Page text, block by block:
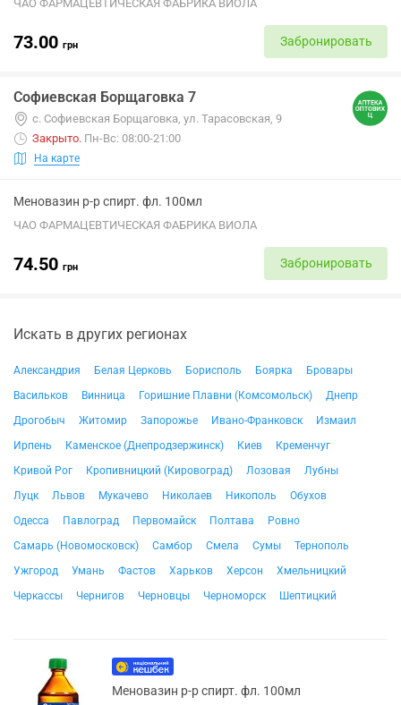
ЧАО ФАРМАЦЕВТИЧЕСКАЯ ФАБРИКА ВИОЛА
73.00 грн Забронировать
Софиевская Борщаговка 7
с. Софиевская Борщаговка, ул. Тарасовская, 9
Закрыто. Пн-Вс: 08:00-21:00
На карте
Меновазин р-р спирт. фл. 100мл
ЧАО ФАРМАЦЕВТИЧЕСКАЯ ФАБРИКА ВИОЛА
74.50 грн Забронировать
Искать в других регионах
Александрия Белая Церковь Борисполь Боярка
Бровары
Васильков
Винница Горишние Плавни (Комсомольск)
Днепр
Дрогобыч
Житомир Запорожье Ивано-Франковск
Измаил
Ирпень
Каменское (Днепродзержинск) Киев
Кременчуг
Кривой Рог
Кропивницкий (Кировоград) Лозовая
Лубны
Луцк
Львов Мукачево Николаев Никополь
Обухов
Одесса
Павлоград Первомайск Полтава
Ровно
Самарь (Новомосковск)
Самбор Смела Сумы
Тернополь
Ужгород
Умань Фастов Харьков Херсон
Хмельницкий
Черкассы
Чернигов Черновцы Черноморск Шептицкий
Меновазин р-р спирт. фл. 100мл